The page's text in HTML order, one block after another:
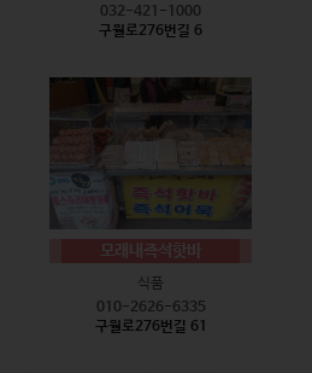
032-421-1000
구월로276번길 6
모래내즉석핫바
식품
010-2626-6335
구월로276번길 61